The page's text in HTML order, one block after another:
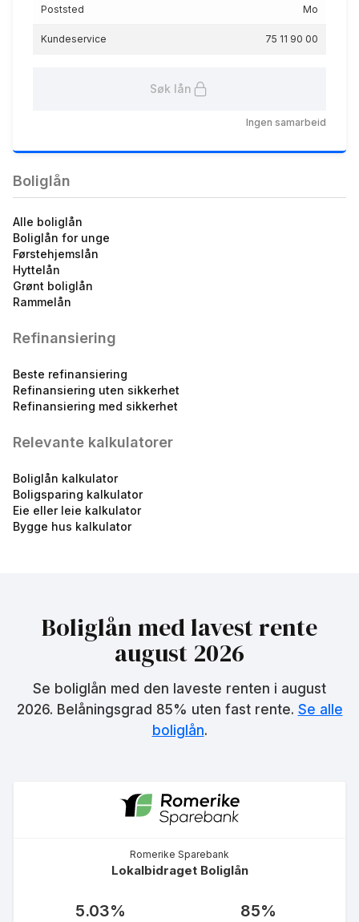
Grønt lån til energitiltak
LOfavør Boliglån 50 %
eff.rente
LOfavør Førstehjemslån
4.98
Poststed Mo
Kundeservice 75 11 90 00
Søk lån
Ingen samarbeid
Boliglån
Alle boliglån
Boliglån for unge
Førstehjemslån
Hyttelån
Grønt boliglån
Rammelån
Refinansiering
Beste refinansiering
Refinansiering uten sikkerhet
Refinansiering med sikkerhet
Relevante kalkulatorer
Boliglån kalkulator
Boligsparing kalkulator
Eie eller leie kalkulator
Bygge hus kalkulator
Boliglån med lavest rente
august 2026
Se boliglån med den laveste renten i august
2026. Belåningsgrad 85% uten fast rente. Se alle
boliglån.
Romerike Sparebank
Lokalbidraget Boliglån
5.03% 85%